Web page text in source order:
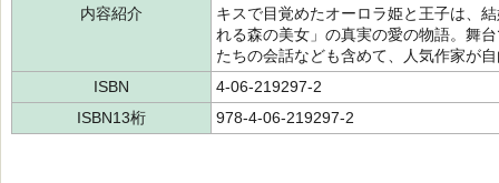
内容紹介
キスで目覚めたオーロラ姫と王子は、
れる森の美女」の真実の愛の物語。舞
たちの会話なども含めて、人気作家が
ISBN
4-06-219297-2
ISBN13桁
978-4-06-219297-2